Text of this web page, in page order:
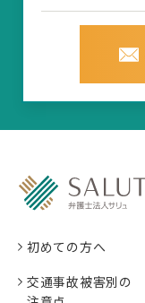
初めての方へ
交通事故被害別の